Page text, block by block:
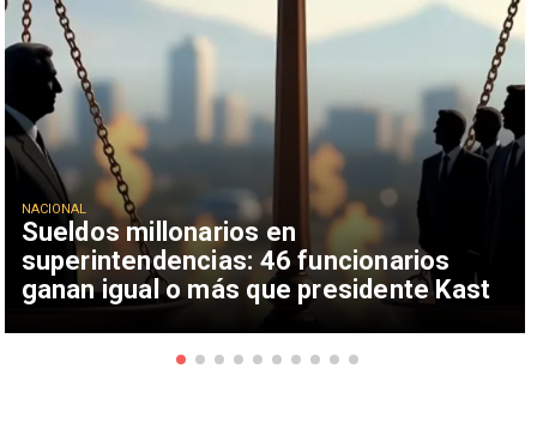
Sueldos millonarios en
superintendencias: 46 funcionarios
ganan igual o más que presidente Kast
NACIONAL